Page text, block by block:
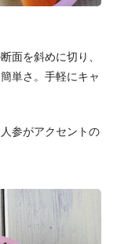
面を斜めに切り、
単さ。手軽にキャ
参がアクセントの